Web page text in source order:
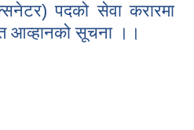
पदको सेवा करारमा
आव्हानको सूचना ।।